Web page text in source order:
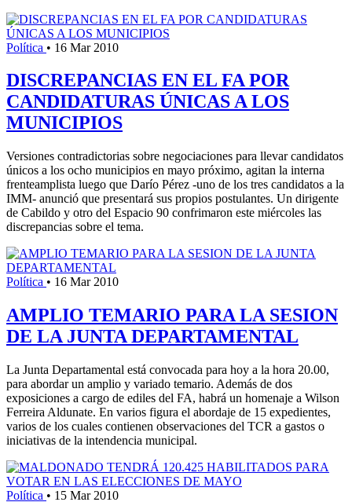
Política • 16 Mar 2010
DISCREPANCIAS EN EL FA POR
CANDIDATURAS ÚNICAS A LOS
MUNICIPIOS
Versiones contradictorias sobre negociaciones para llevar candidatos
únicos a los ocho municipios en mayo próximo, agitan la interna
frenteamplista luego que Darío Pérez -uno de los tres candidatos a la
IMM- anunció que presentará sus propios postulantes. Un dirigente
de Cabildo y otro del Espacio 90 confrimaron este miércoles las
discrepancias sobre el tema.
Política • 16 Mar 2010
AMPLIO TEMARIO PARA LA SESION
DE LA JUNTA DEPARTAMENTAL
La Junta Departamental está convocada para hoy a la hora 20.00,
para abordar un amplio y variado temario. Además de dos
exposiciones a cargo de ediles del FA, habrá un homenaje a Wilson
Ferreira Aldunate. En varios figura el abordaje de 15 expedientes,
varios de los cuales contienen observaciones del TCR a gastos o
iniciativas de la intendencia municipal.
Política • 15 Mar 2010